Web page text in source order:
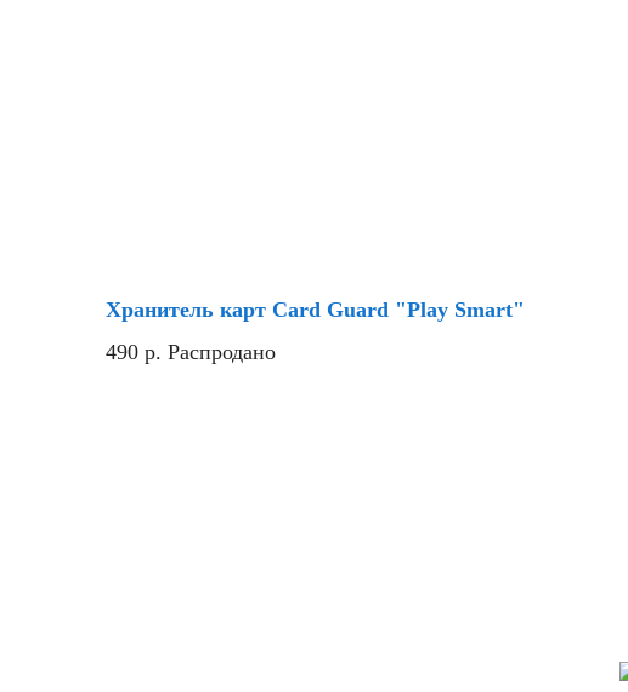
Хранитель карт Card Guard "Play Smart"
490 р. Распродано